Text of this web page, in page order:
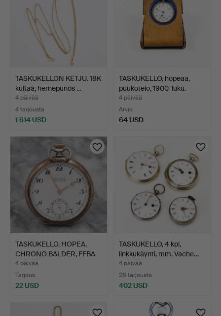
TASKUKELLON KETJU. 18K
kultaa, hernepunos …
4 päivää
4 tarjousta
1 614 USD
TASKUKELLO, hopeaa,
puukotelo, 1900-luku.
4 päivää
Arvio
64 USD
TASKUKELLO, HOPEA,
CHRONO BALDER, FFBA
42 …
4 päivää
Tarjous
22 USD
TASKUKELLO, 4 kpl,
linkkukäynti, mm. Vache…
4 päivää
28 tarjousta
402 USD